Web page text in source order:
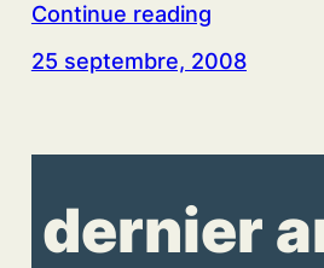
Continue reading
25 septembre, 2008
dernier